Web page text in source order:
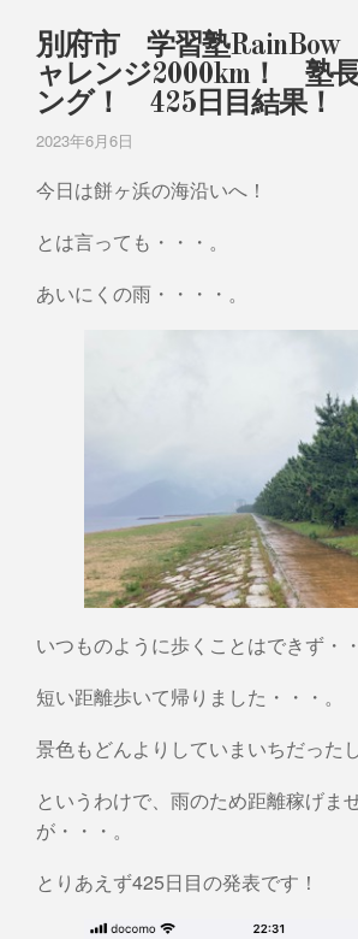
別府市 学習塾
ャレンジ2000km！ 塾
ング！ 425日目結果！
2023年6月6日
今日は餅ヶ浜の海沿いへ！
とは言っても・・・。
あいにくの雨・・・・。
いつものように歩くことはできず・・
短い距離歩いて帰りました・・・。
景色もどんよりしていまいちだった
というわけで、雨のため距離稼げま
が・・・。
とりあえず425日目の発表です！